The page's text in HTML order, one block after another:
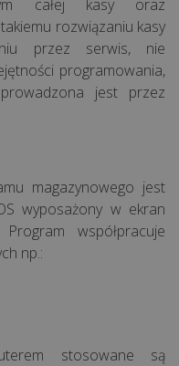
całej kasy oraz
rozwiązaniu kasy
przez serwis, nie
programowania,
jest przez
magazynowego jest
wyposażony w ekran
współpracuje
np.:
stosowane są